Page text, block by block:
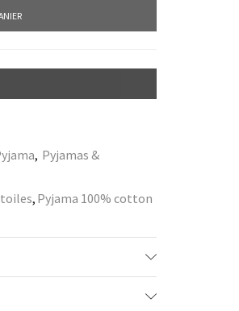
, Pyjamas &
, Pyjama 100% cotton